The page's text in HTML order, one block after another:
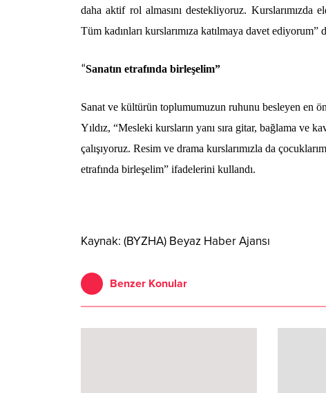
daha aktif rol almasını destekliyoruz. Kurslarımızda
Tüm kadınları kurslarımıza katılmaya davet ediyorum”
“Sanatın etrafında birleşelim”
Sanat ve kültürün toplumumuzun ruhunu besleyen en
Yıldız, “Mesleki kursların yanı sıra gitar, bağlama ve
çalışıyoruz. Resim ve drama kurslarımızla da
etrafında birleşelim” ifadelerini kullandı.
Kaynak: (BYZHA) Beyaz Haber Ajansı
Benzer Konular